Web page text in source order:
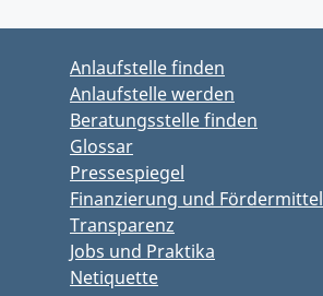
Anlaufstelle finden
Anlaufstelle werden
Beratungsstelle finden
Glossar
Pressespiegel
Finanzierung und Fördermittel
Transparenz
Jobs und Praktika
Netiquette